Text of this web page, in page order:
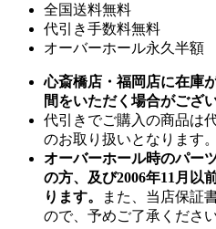
全国送料無料
代引き手数料無料
オーバーホール永久半額
心斎橋店・福岡店に在庫
間をいただく場合がござ
代引きでご購入の商品は
のお取り扱いとなります。
オーバーホール時のパー
の方、及び2006年11月以
ります。
また、当店保証
ので、予めご了承ください